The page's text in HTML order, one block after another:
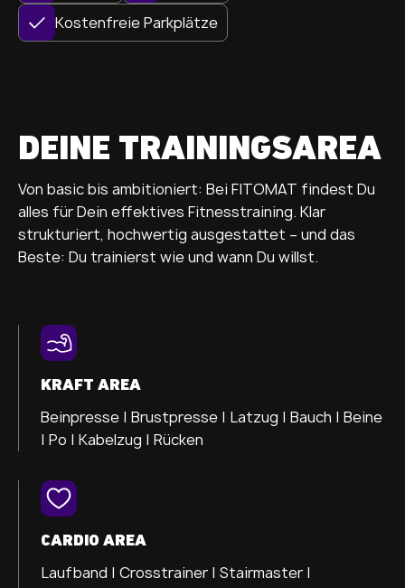
Kostenfreie Parkplätze
DEINE TRAININGSAREA
Von basic bis ambitioniert: Bei FITOMAT findest Du
alles für Dein effektives Fitnesstraining. Klar
strukturiert, hochwertig ausgestattet – und das
Beste: Du trainierst wie und wann Du willst.
KRAFT AREA
Beinpresse | Brustpresse | Latzug | Bauch | Beine
| Po | Kabelzug | Rücken
CARDIO AREA
Laufband | Crosstrainer | Stairmaster |